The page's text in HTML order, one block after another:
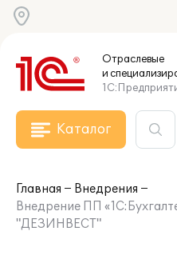
Отраслевые
и
Каталог
Главная
Внедрения
Внедрение ПП
"ДЕЗИНВЕСТ"